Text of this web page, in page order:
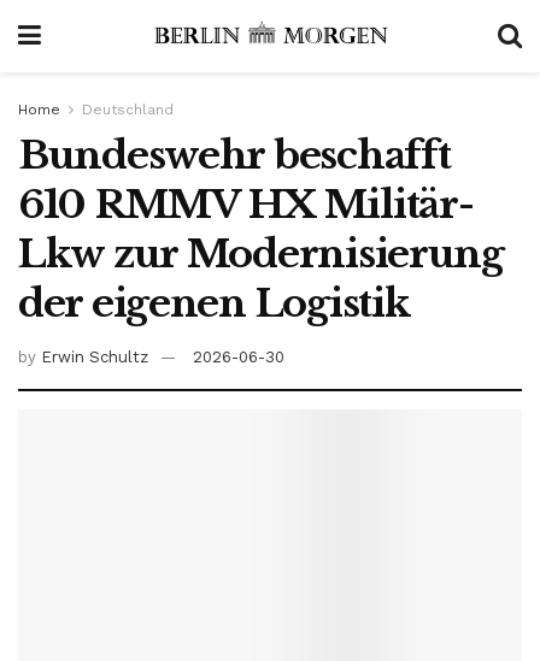
Home Deutschland
Bundeswehr beschafft
610 RMMV HX Militär-
Lkw zur Modernisierung
der eigenen Logistik
by Erwin Schultz 2026-06-30